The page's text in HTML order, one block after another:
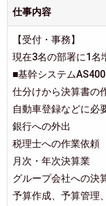
仕事内容
【受付・事務】
現在3名の部署に1名
■基幹システム
仕分けから決算書の
自動車登録などに必
銀行への外出
税理士への作業依頼
月次・年次決算業
グループ会社への決
予算作成、予算管理